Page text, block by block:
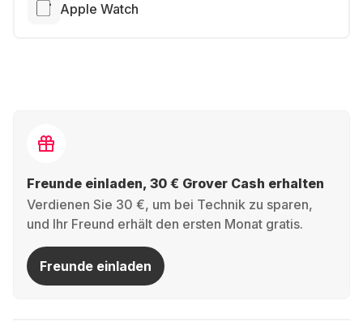
Apple Watch
Freunde einladen, 30 € Grover Cash erhalten
Verdienen Sie 30 €, um bei Technik zu sparen,
und Ihr Freund erhält den ersten Monat gratis.
Freunde einladen